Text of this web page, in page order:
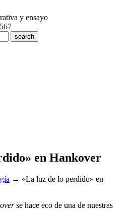
y ensayo
en Hankover
→ «La luz de lo perdido» en
se hace eco de una de nuestras